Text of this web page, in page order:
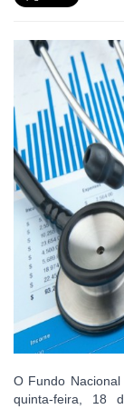
O Fundo
quinta-feira, 18